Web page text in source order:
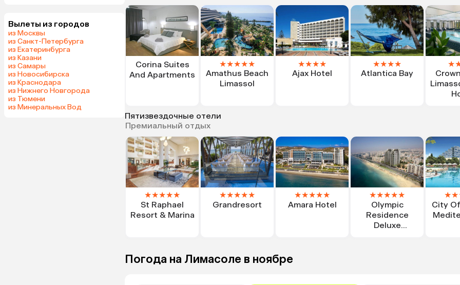
Вылеты из городов
из Москвы
из Санкт-Петербурга
из Екатеринбурга
из Казани
из Самары
из Новосибирска
из Краснодара
из Нижнего Новгорода
из Тюмени
из Минеральных Вод
Corina Suites
And Apartments
★★★★★
Amathus Beach
Limassol
★★★★
Ajax Hotel
★★★★
Atlantica Bay
★
Пятизвездочные отели
Премиальный отдых
★★★★★
St Raphael
Resort & Marina
★★★★★
Grandresort
★★★★★
Amara Hotel
★★★★★
Olympic
Residence
Deluxe
★★
City
Погода на Лимасоле в ноябре